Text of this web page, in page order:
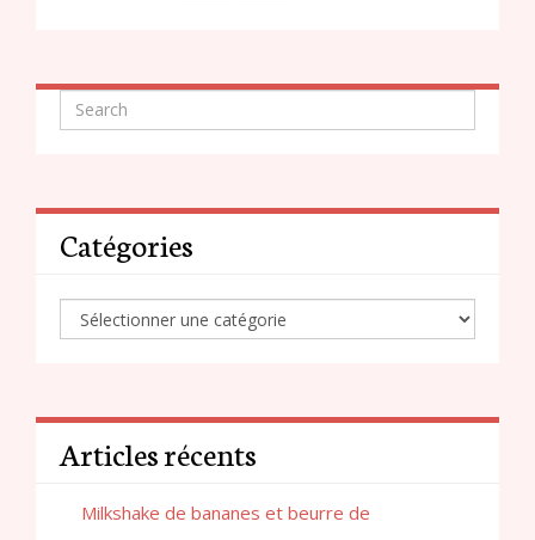
Catégories
Articles récents
Milkshake de bananes et beurre de